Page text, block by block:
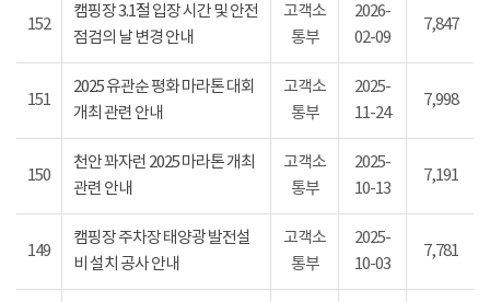
152
캠핑장 3.1절 입장 시간 및 안전
점검의 날 변경 안내
고객소
통부
2026-
02-09
7,847
151
2025 유관순 평화 마라톤 대회
개최 관련 안내
고객소
통부
2025-
11-24
7,998
150
천안 꽈자런 2025 마라톤 개최
관련 안내
고객소
통부
2025-
10-13
7,191
149
캠핑장 주차장 태양광 발전설
비 설치 공사 안내
고객소
통부
2025-
10-03
7,781